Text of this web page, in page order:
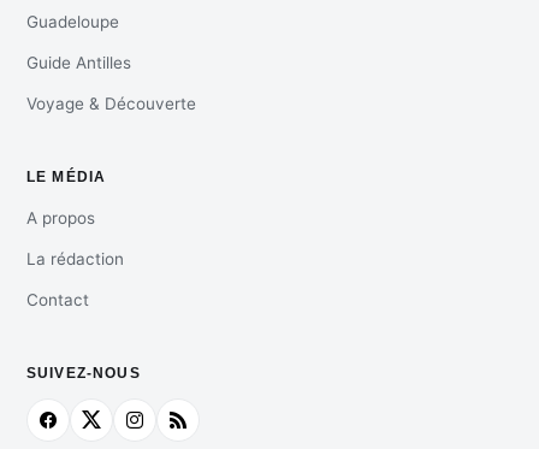
Guadeloupe
Guide Antilles
Voyage & Découverte
LE MÉDIA
A propos
La rédaction
Contact
SUIVEZ-NOUS